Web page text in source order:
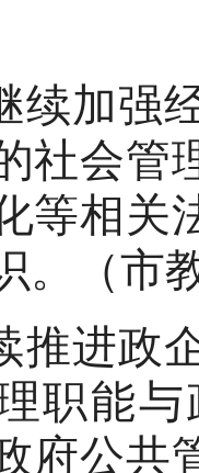
续加强
社会管
等相关
。（市
推进政
职能
府公共